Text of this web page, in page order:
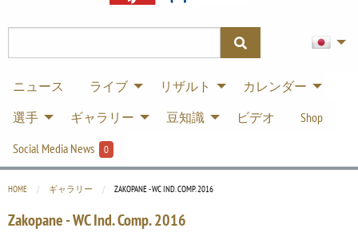
ニュース ライブ リザルト
カレンダー
選手
ギャラリー 豆知識 ビデオ
Shop
Social Media News
0
HOME ギャラリー CURRENT:
ZAKOPANE - WC IND. COMP. 2016
Zakopane - WC Ind. Comp. 2016